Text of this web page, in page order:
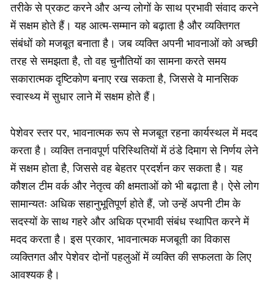
तरीके से प्रकट करने और अन्य लोगों के साथ प्रभावी संवाद करने
में सक्षम होते हैं। यह आत्म-सम्मान को बढ़ाता है और व्यक्तिगत
संबंधों को मजबूत बनाता है। जब व्यक्ति अपनी भावनाओं को अच्छी
तरह से समझता है, तो वह चुनौतियों का सामना करते समय
सकारात्मक दृष्टिकोण बनाए रख सकता है, जिससे वे मानसिक
स्वास्थ्य में सुधार लाने में सक्षम होते हैं।
पेशेवर स्तर पर, भावनात्मक रूप से मजबूत रहना कार्यस्थल में मदद
करता है। व्यक्ति तनावपूर्ण परिस्थितियों में ठंडे दिमाग से निर्णय लेने
में सक्षम होता है, जिससे वह बेहतर प्रदर्शन कर सकता है। यह
कौशल टीम वर्क और नेतृत्व की क्षमताओं को भी बढ़ाता है। ऐसे लोग
सामान्यतः अधिक सहानुभूतिपूर्ण होते हैं, जो उन्हें अपनी टीम के
सदस्यों के साथ गहरे और अधिक प्रभावी संबंध स्थापित करने में
मदद करता है। इस प्रकार, भावनात्मक मजबूती का विकास
व्यक्तिगत और पेशेवर दोनों पहलुओं में व्यक्ति की सफलता के लिए
आवश्यक है।